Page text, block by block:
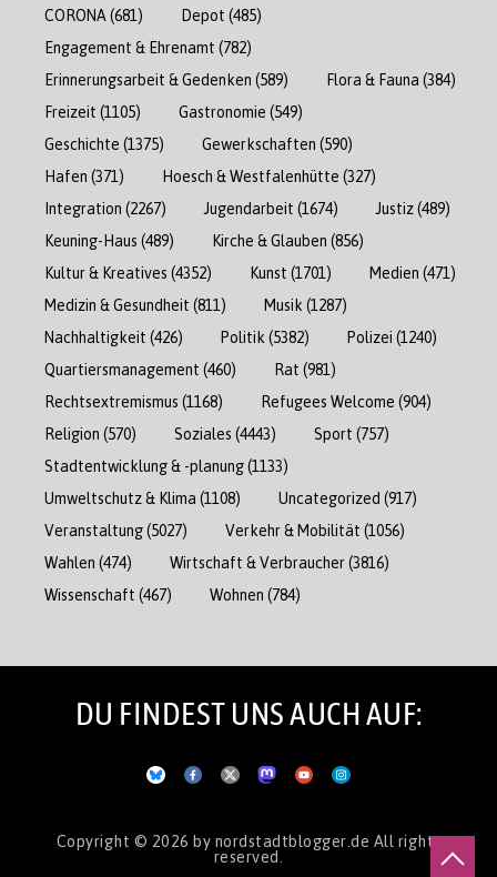
CORONA (681) Depot (485)
Engagement & Ehrenamt (782)
Erinnerungsarbeit & Gedenken (589) Flora & Fauna (384)
Freizeit (1105) Gastronomie (549)
Geschichte (1375) Gewerkschaften (590)
Hafen (371) Hoesch & Westfalenhütte (327)
Integration (2267) Jugendarbeit (1674) Justiz(489)
Keuning-Haus (489) Kirche & Glauben (856)
Kultur & Kreatives (4352) Kunst (1701) Medien (471)
Medizin & Gesundheit (811) Musik (1287)
Nachhaltigkeit (426) Politik (5382) Polizei (1240)
Quartiersmanagement (460) Rat (981)
Rechtsextremismus (1168) Refugees Welcome (904)
Religion (570) Soziales (4443) Sport (757)
Stadtentwicklung & -planung(1133)
Umweltschutz & Klima (1108) Uncategorized (917)
Veranstaltung(5027) Verkehr & Mobilität (1056)
Wahlen (474) Wirtschaft & Verbraucher(3816)
Wissenschaft (467) Wohnen (784)
DU FINDEST UNS AUCH AUF:
Copyright © 2026 by nordstadtblogger.de All rights
reserved.